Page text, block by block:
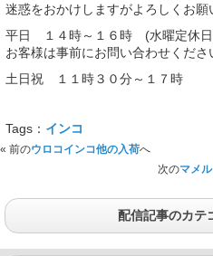
迷惑をおかけしますがよろしくお願
平日 １４時～１６時 (水曜定休
お客様は事前にお問い合わせくださ
土日祝 １１時３０分～１７時
Tags： インコ
« 前のウロコインコ他の入荷へ
次のマメ
配信記事のカテ